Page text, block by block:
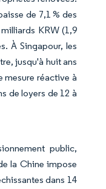
de 7,1 % des
KRW (1,9
À Singapour, les
jusqu'à huit ans
mesure réactive à
de loyers de 12 à
public,
la Chine impose
dans 14